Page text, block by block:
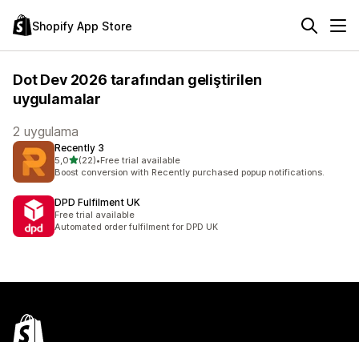
Shopify App Store
Dot Dev 2026 tarafından geliştirilen
uygulamalar
2 uygulama
Recently 3
5,05 yıldız üzerinden
(22)
toplam 22 değerlendirme
•Free trial available
Boost conversion with Recently purchased popup notifications.
DPD Fulfilment UK
Free trial available
Automated order fulfilment for DPD UK